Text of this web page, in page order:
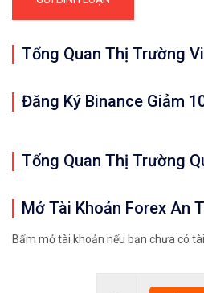
Tổng Quan Thị Trường
Đăng Ký Binance Giảm
Tổng Quan Thị Trường
Mở Tài Khoản Forex An
Bấm mở tài khoản nếu bạn chưa có